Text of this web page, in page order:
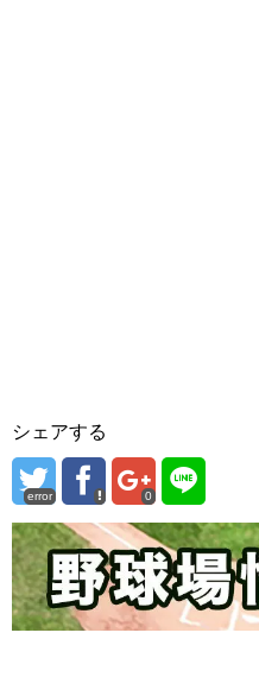
シェアする
error 0